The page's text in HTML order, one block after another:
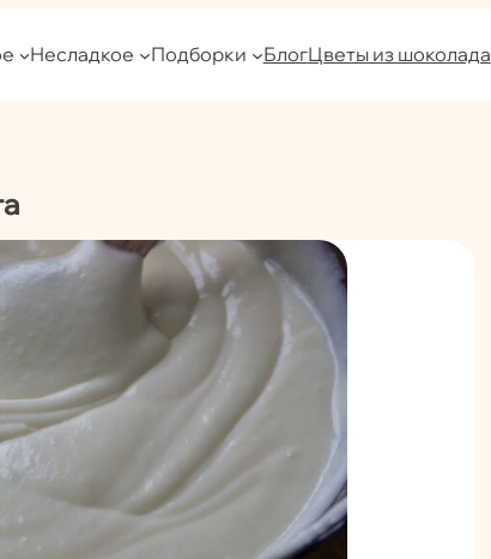
Несладкое Подборки БлогЦветы из шоколада